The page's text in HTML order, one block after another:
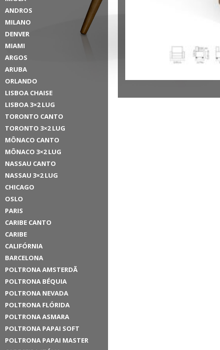
ANDROS
MILANO
DENVER
MIAMI
ARGOS
ARUBA
ORLANDO
LISBOA CHAISE
LISBOA 3×2 LUG
TORONTO CANTO
TORONTO 3×2 LUG
MÔNACO CANTO
MÔNACO 3×2 LUG
NASSAU CANTO
NASSAU 3×2 LUG
CHICAGO
OSLO
PARIS
CARIBE CANTO
CARIBE
CALIFÓRNIA
BARCELONA
POLTRONA AMSTERDÃ
POLTRONA BÉQUIA
POLTRONA NEVADA
POLTRONA FLÓRIDA
POLTRONA ASMARA
POLTRONA PAPAI SOFT
POLTRONA PAPAI MASTER